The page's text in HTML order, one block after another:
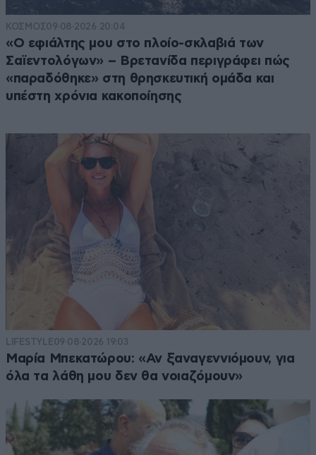
ΚΟΣΜΟΣ09·08·2026 20:04
«Ο εφιάλτης μου στο πλοίο-σκλαβιά των
Σαϊεντολόγων» – Βρετανίδα περιγράφει πώς
«παραδόθηκε» στη θρησκευτική ομάδα και
υπέστη χρόνια κακοποίησης
LIFESTYLE09·08·2026 19:03
Μαρία Μπεκατώρου: «Αν ξαναγεννιόμουν, για
όλα τα λάθη μου δεν θα νοιαζόμουν»